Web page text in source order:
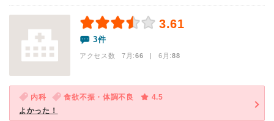
3.61
3件
アクセス数 7月:66 | 6月:88
内科 食欲不振・体調不良
4.5
よかった！